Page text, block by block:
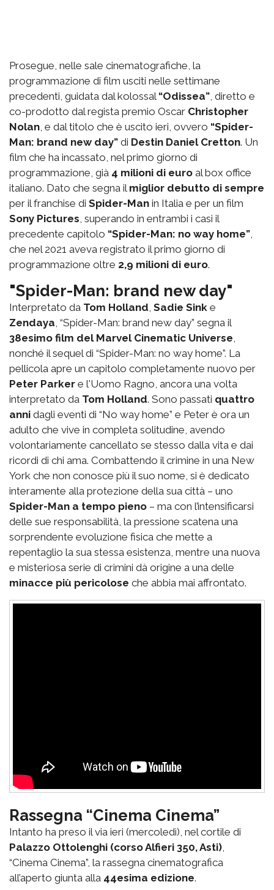
Prosegue, nelle sale cinematografiche, la
programmazione di film usciti nelle settimane
precedenti, guidata dal kolossal “Odissea”, diretto e
co-prodotto dal regista premio Oscar Christopher
Nolan, e dal titolo che è uscito ieri, ovvero “Spider-
Man: brand new day” di Destin Daniel Cretton. Un
film che ha incassato, nel primo giorno di
programmazione, già 4 milioni di euro al box office
italiano. Dato che segna il miglior debutto di sempre
per il franchise di Spider-Man in Italia e per un film
Sony Pictures, superando in entrambi i casi il
precedente capitolo “Spider-Man: no way home”,
che nel 2021 aveva registrato il primo giorno di
programmazione oltre 2,9 milioni di euro.
"Spider-Man: brand new day"
Interpretato da Tom Holland, Sadie Sink e
Zendaya, “Spider-Man: brand new day” segna il
38esimo film del Marvel Cinematic Universe,
nonché il sequel di “Spider-Man: no way home”. La
pellicola apre un capitolo completamente nuovo per
Peter Parker e l'Uomo Ragno, ancora una volta
interpretato da Tom Holland. Sono passati quattro
anni dagli eventi di “No way home” e Peter è ora un
adulto che vive in completa solitudine, avendo
volontariamente cancellato se stesso dalla vita e dai
ricordi di chi ama. Combattendo il crimine in una New
York che non conosce più il suo nome, si è dedicato
interamente alla protezione della sua città – uno
Spider-Man a tempo pieno – ma con l’intensificarsi
delle sue responsabilità, la pressione scatena una
sorprendente evoluzione fisica che mette a
repentaglio la sua stessa esistenza, mentre una nuova
e misteriosa serie di crimini dà origine a una delle
minacce più pericolose che abbia mai affrontato.
Rassegna “Cinema Cinema”
Intanto ha preso il via ieri (mercoledì), nel cortile di
Palazzo Ottolenghi (corso Alfieri 350, Asti),
“Cinema Cinema”, la rassegna cinematografica
all’aperto giunta alla 44esima edizione.